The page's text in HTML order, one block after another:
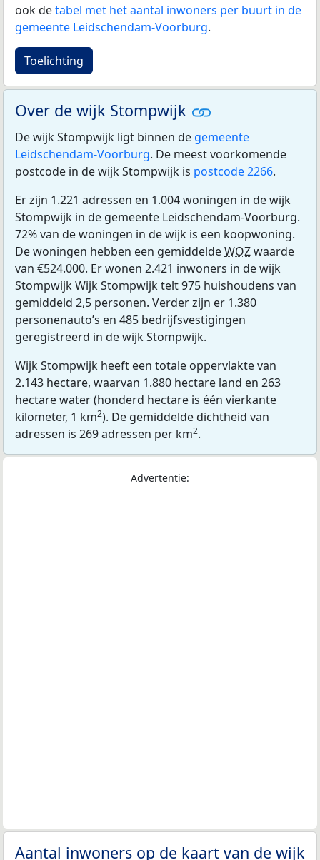
ook detabel met het aantal inwoners per buurt in de
gemeente Leidschendam-Voorburg.
Toelichting
Over de wijk Stompwijk
De wijk Stompwijk ligt binnen de gemeente
Leidschendam-Voorburg. De meest voorkomende
postcode in de wijk Stompwijk is postcode 2266.
Er zijn 1.221 adressen en 1.004 woningen in de wijk
Stompwijk in de gemeente Leidschendam-Voorburg.
72% van de woningen in de wijk is een koopwoning.
De woningen hebben een gemiddeldeWOZwaarde
van €524.000. Er wonen 2.421 inwoners in de wijk
Stompwijk Wijk Stompwijk telt 975 huishoudens van
gemiddeld 2,5 personen. Verder zijn er 1.380
personenauto’s en 485 bedrijfsvestigingen
geregistreerd in de wijk Stompwijk.
Wijk Stompwijk heeft een totale oppervlakte van
2.143 hectare, waarvan 1.880 hectare land en 263
hectare water (honderd hectare is één vierkante
kilometer, 1 km2). De gemiddelde dichtheid van
adressen is 269 adressen per km2.
Advertentie:
Aantal inwoners op de kaart van de wijk